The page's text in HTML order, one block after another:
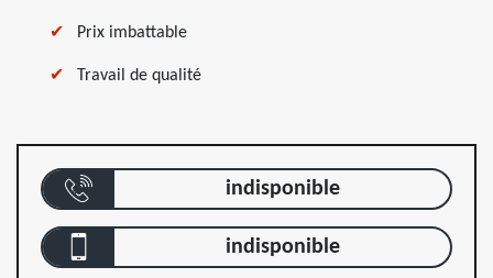
Prix imbattable
Travail de qualité
indisponible
indisponible